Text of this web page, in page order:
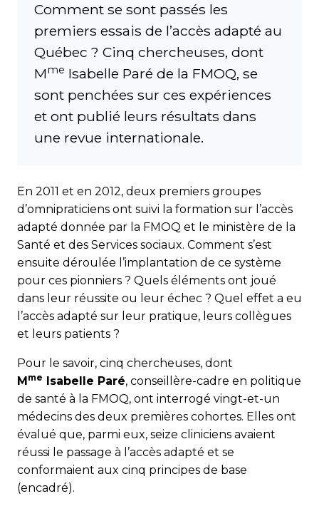
Comment se sont passés les
premiers essais de l’accès adapté au
Québec ? Cinq chercheuses, dont
Mme Isabelle Paré de la FMOQ, se
sont penchées sur ces expériences
et ont publié leurs résultats dans
une revue internationale.
En 2011 et en 2012, deux premiers groupes
d’omnipraticiens ont suivi la formation sur l’accès
adapté donnée par la FMOQ et le ministère de la
Santé et des Services sociaux. Comment s’est
ensuite déroulée l’implantation de ce système
pour ces pionniers ? Quels éléments ont joué
dans leur réussite ou leur échec ? Quel effet a eu
l’accès adapté sur leur pratique, leurs collègues
et leurs patients ?
Pour le savoir, cinq chercheuses, dont
Mme Isabelle Paré, conseillère-cadre en politique
de santé à la FMOQ, ont interrogé vingt-et-un
médecins des deux premières cohortes. Elles ont
évalué que, parmi eux, seize cliniciens avaient
réussi le passage à l’accès adapté et se
conformaient aux cinq principes de base
(encadré).